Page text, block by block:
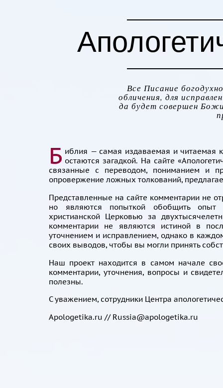
Все Писание
обличения, для
да будет совершен
Б иблия — самая издаваемая и читаемая
остаются загадкой. На сайте
связанные с переводом, пониманием и
опровержение ложных толкований,
Представленные на сайте комментарии не
но являются попыткой обобщить опыт
христианской Церковью за
комментарии не являются истиной в
уточнением и исправлением, однако в
своих выводов, чтобы вы могли принять
Наш проект находится в самом начале
комментарии, уточнения, вопросы и
полезны.
С уважением, сотрудники Центра
Apologetika.ru // Russia@apologetika.ru